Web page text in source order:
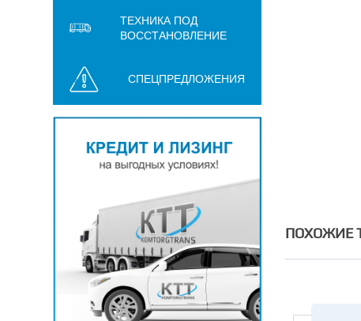
ТЕХНИКА ПОД
ВОССТАНОВЛЕНИЕ
СПЕЦПРЕДЛОЖЕНИЯ
ПОХОЖИЕ